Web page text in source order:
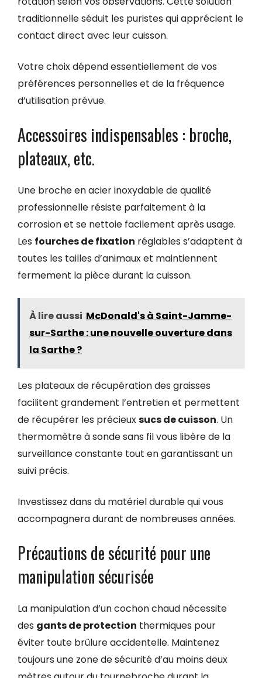
traditionnelle séduit les puristes qui apprécient le
contact direct avec leur cuisson.
Votre choix dépend essentiellement de vos
préférences personnelles et de la fréquence
d’utilisation prévue.
Accessoires indispensables : broche,
plateaux, etc.
Une broche en acier inoxydable de qualité
professionnelle résiste parfaitement à la
corrosion et se nettoie facilement après usage.
Les fourches de fixation réglables s’adaptent à
toutes les tailles d’animaux et maintiennent
fermement la pièce durant la cuisson.
À lire aussi McDonald's à Saint-Jamme-
sur-Sarthe : une nouvelle ouverture dans
la Sarthe ?
Les plateaux de récupération des graisses
facilitent grandement l’entretien et permettent
de récupérer les précieuxsucs de cuisson. Un
thermomètre à sonde sans fil vous libère de la
surveillance constante tout en garantissant un
suivi précis.
Investissez dans du matériel durable qui vous
accompagnera durant de nombreuses années.
Précautions de sécurité pour une
manipulation sécurisée
La manipulation d’un cochon chaud nécessite
des gants de protection thermiques pour
éviter toute brûlure accidentelle. Maintenez
toujours une zone de sécurité d’au moins deux